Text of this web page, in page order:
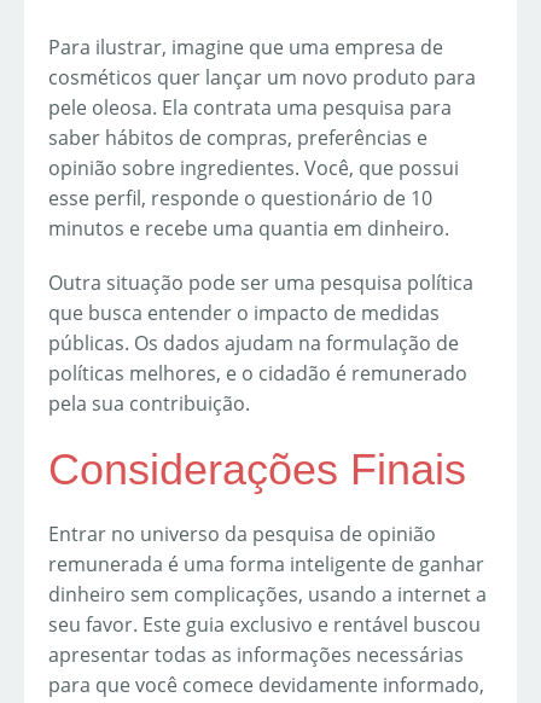
Para ilustrar, imagine que uma empresa de
cosméticos quer lançar um novo produto para
pele oleosa. Ela contrata uma pesquisa para
saber hábitos de compras, preferências e
opinião sobre ingredientes. Você, que possui
esse perfil, responde o questionário de 10
minutos e recebe uma quantia em dinheiro.
Outra situação pode ser uma pesquisa política
que busca entender o impacto de medidas
públicas. Os dados ajudam na formulação de
políticas melhores, e o cidadão é remunerado
pela sua contribuição.
Considerações Finais
Entrar no universo da pesquisa de opinião
remunerada é uma forma inteligente de ganhar
dinheiro sem complicações, usando a internet a
seu favor. Este guia exclusivo e rentável buscou
apresentar todas as informações necessárias
para que você comece devidamente informado,